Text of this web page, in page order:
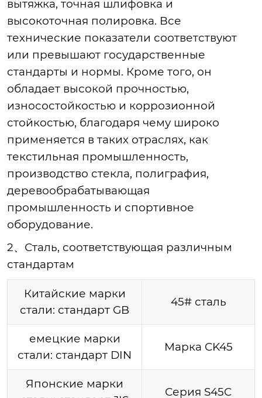
вытяжка, точная шлифовка и
высокоточная полировка. Все
технические показатели соответствуют
или превышают государственные
стандарты и нормы. Кроме того, он
обладает высокой прочностью,
износостойкостью и коррозионной
стойкостью, благодаря чему широко
применяется в таких отраслях, как
текстильная промышленность,
производство стекла, полиграфия,
деревообрабатывающая
промышленность и спортивное
оборудование.
2、 Сталь, соответствующая различным
стандартам
Китайские марки
стали: стандарт GB
45# сталь
емецкие марки
стали: стандарт DIN
Марка CK45
Японские марки
Серия S45C